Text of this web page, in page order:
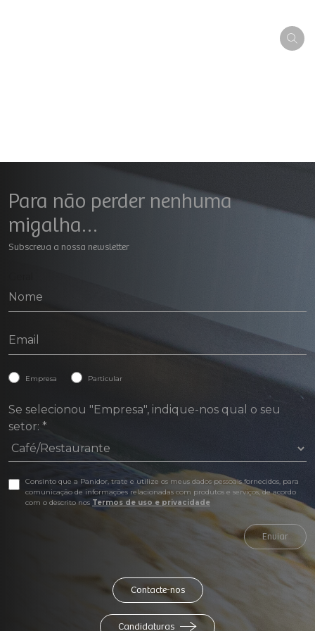
Para não perder nenhuma
migalha…
Subscreva a nossa newsletter
Empresa Particular
Se selecionou "Empresa", indique-nos qual o seu
setor: *
Consinto que a Panidor, trate e utilize os meus dados pessoais fornecidos, para
comunicação de informações relacionadas com produtos e serviços, de acordo
com o descrito nos Termos de uso e privacidade
Enviar
Contacte-nos
Candidaturas